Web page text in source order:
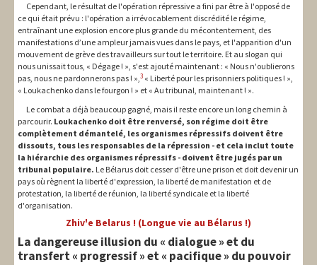
Cependant, le résultat de l'opération répressive a fini par être à l'opposé de
ce qui était prévu : l'opération a irrévocablement discrédité le régime,
entraînant une explosion encore plus grande du mécontentement, des
manifestations d’une ampleur jamais vues dans le pays, et l'apparition d'un
mouvement de grève des travailleurs sur tout le territoire. Et au slogan qui
nous unissait tous, « Dégage ! », s'est ajouté maintenant : « Nous n'oublierons
pas, nous ne pardonnerons pas ! »,3 « Liberté pour les prisonniers politiques ! »,
« Loukachenko dans le fourgon ! » et « Au tribunal, maintenant ! ».
Le combat a déjà beaucoup gagné, mais il reste encore un long chemin à
parcourir. Loukachenko doit être renversé, son régime doit être
complètement démantelé, les organismes répressifs doivent être
dissouts, tous les responsables de la répression - et cela inclut toute
la hiérarchie des organismes répressifs - doivent être jugés par un
tribunal populaire. Le Bélarus doit cesser d'être une prison et doit devenir un
pays où règnent la liberté d'expression, la liberté de manifestation et de
protestation, la liberté de réunion, la liberté syndicale et la liberté
d'organisation.
Zhiv'e Belarus ! (Longue vie au Bélarus !)
La dangereuse illusion du « dialogue » et du
transfert « progressif » et « pacifique » du pouvoir